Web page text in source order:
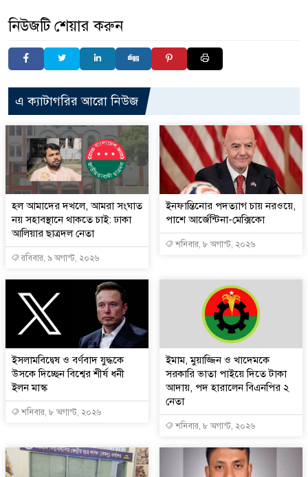
নিউজটি শেয়ার করুন
এ ক্যাটাগরির আরো নিউজ
হল আমাদের দখলে, আমরা সংঘাত
নয় সহাবস্থানে থাকতে চাই: ঢাকা
আলিয়ার ছাত্রদল নেতা
রবিবার, ৯ অগাস্ট, ২০২৬
ইনফান্তিনোর পদত্যাগ চায় নরওয়ে,
পাশে আর্জেন্টিনা-মেক্সিকো
শনিবার, ৮ অগাস্ট, ২০২৬
ইসলামবিদ্বেষ ও বর্ণবাদ যুদ্ধকে
উসকে দিচ্ছেন বিশ্বের শীর্ষ ধনী
ইলন মাস্ক
শনিবার, ৮ অগাস্ট, ২০২৬
ইমাম, মুয়াজ্জিন ও খাদেমকে
সরকারি ভাতা পাইয়ে দিতে টাকা
আদায়, পদ হারালেন বিএনপির ২
নেতা
শনিবার, ৮ অগাস্ট, ২০২৬